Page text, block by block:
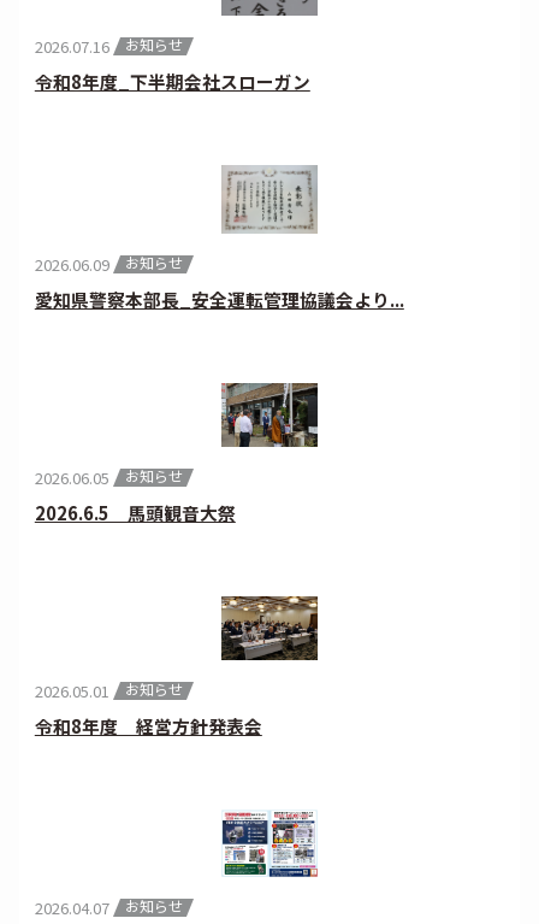
2026.07.16 お知らせ
令和8年度_下半期会社スローガン
2026.06.09 お知らせ
愛知県警察本部長_安全運転管理協議会より...
2026.06.05 お知らせ
2026.6.5 馬頭観音大祭
2026.05.01 お知らせ
令和8年度 経営方針発表会
2026.04.07 お知らせ